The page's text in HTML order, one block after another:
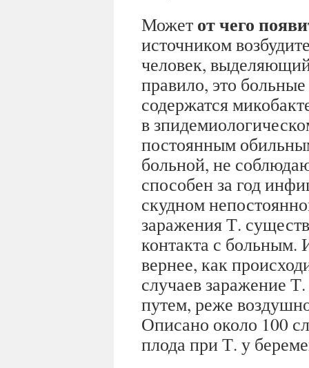
Может от чего
источником
человек,
правило, это
содержатся
в
постоянным
больной, не
способен за год
скудном
заражения Т.
контакта с больным.
вернее, как
случаев заражение
путем, реже
Описано около 100
плода при Т. у